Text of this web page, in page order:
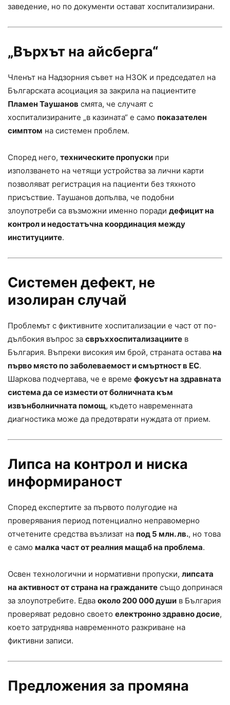
заведение, но по документи остават хоспитализирани.
„Върхът на айсберга“
Членът на Надзорния съвет на НЗОК и председател на
Българската асоциация за закрила на пациентите
Пламен Таушанов смята, че случаят с
хоспитализираните „в казината“ е само показателен
симптом на системен проблем.
Според него, техническите пропуски при
използването на четящи устройства за лични карти
позволяват регистрация на пациенти без тяхното
присъствие. Таушанов допълва, че подобни
злоупотреби са възможни именно поради дефицит на
контрол и недостатъчна координация между
институциите.
Системен дефект, не
изолиран случай
Проблемът с фиктивните хоспитализации е част от по-
дълбокия въпрос за свръххоспитализациите в
България. Въпреки високия им брой, страната остава на
първо място по заболеваемост и смъртност в ЕС.
Шаркова подчертава, че е време фокусът на здравната
система да се измести от болничната към
извънболничната помощ, където навременната
диагностика може да предотврати нуждата от прием.
Липса на контрол и ниска
информираност
Според експертите за първото полугодие на
проверявания период потенциално неправомерно
отчетените средства възлизат на под 5 млн. лв., но това
е само малка част от реалния мащаб на проблема.
Освен технологични и нормативни пропуски, липсата
на активност от страна на гражданите също допринася
за злоупотребите. Едва около 200 000 души в България
проверяват редовно своето електронно здравно досие,
което затруднява навременното разкриване на
фиктивни записи.
Предложения за промяна